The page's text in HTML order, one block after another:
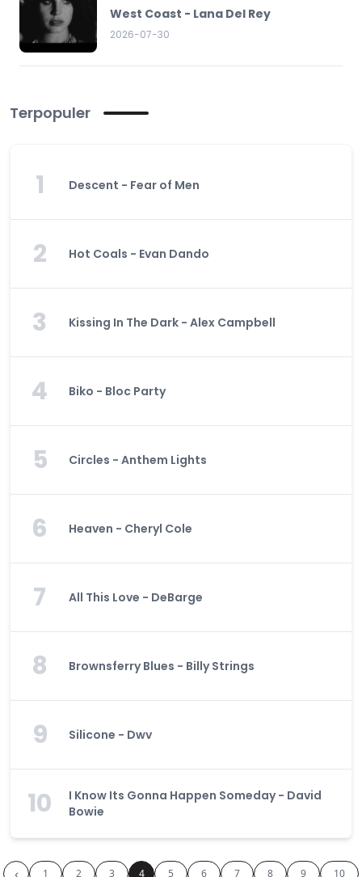
West Coast - Lana Del Rey
2026-07-30
Terpopuler
1 Descent - Fear of Men
2 Hot Coals - Evan Dando
3 Kissing In The Dark - Alex Campbell
4 Biko - Bloc Party
5 Circles - Anthem Lights
6 Heaven - Cheryl Cole
7 All This Love - DeBarge
8 Brownsferry Blues - Billy Strings
9 Silicone - Dwv
10
I Know Its Gonna Happen Someday - David
Bowie
1 2 3 4 5 6 7 8 9 10